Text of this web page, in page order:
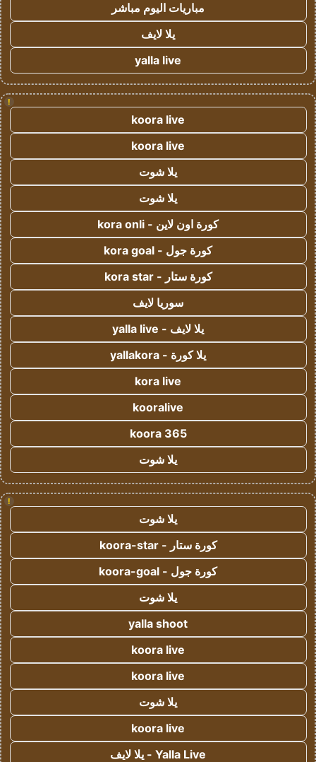
مباريات اليوم مباشر
يلا لايف
yalla live
!
koora live
koora live
يلا شوت
يلا شوت
كورة اون لاين - kora onli
كورة جول - kora goal
كورة ستار - kora star
سوريا لايف
يلا لايف - yalla live
يلا كورة - yallakora
kora live
kooralive
koora 365
يلا شوت
!
يلا شوت
كورة ستار - koora-star
كورة جول - koora-goal
يلا شوت
yalla shoot
koora live
koora live
يلا شوت
koora live
Yalla Live - يلا لايف